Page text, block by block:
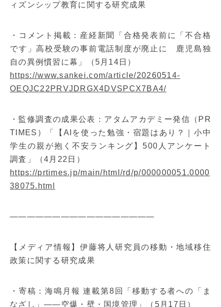
ィズンシップ教育に関する研究成果
・コメント掲載：産経新聞「合格発表前に「不合格
です」高校受験の事前電話制度が廃止に 鹿児島独
自の異例慣習に幕」（5月14日）
https://www.sankei.com/article/20260514-
OEQJC22PRVJDRGX4DVSPCX7BA4/
・監修調査の成果公表：アタムアカデミー発信（PR
TIMES）「【AIを使った勉強・宿題はあり？｜小中
学生の親が抱く不安ランキング】500人アンケート
調査」（4月22日）
https://prtimes.jp/main/html/rd/p/000000051.0000
38075.html
—————————————————
【メディア情報】伊藤将人研究員の移動・地域移住
政策に関する研究成果
・寄稿：海鳴月報 連載第8回「移動する者への「ま
なざし」――空爆・壁・国境管理」（5月17日）